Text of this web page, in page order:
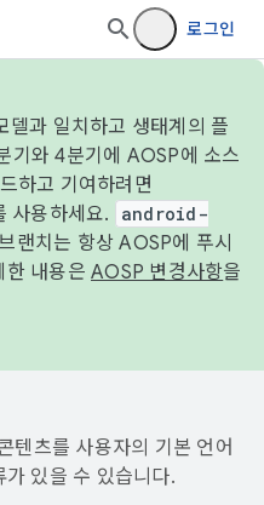
로그인
과 일치하고 생태계의 플
기와 4분기에 AOSP에 소스
하고 기여하려면
사용하세요.
android-
랜치는 항상 AOSP에 푸시
한 내용은 AOSP 변경사항을
츠를 사용자의 기본 언어
있을 수 있습니다.